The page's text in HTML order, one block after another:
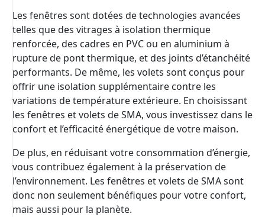
Les fenêtres sont dotées de technologies avancées
telles que des vitrages à isolation thermique
renforcée, des cadres en PVC ou en aluminium à
rupture de pont thermique, et des joints d’étanchéité
performants. De même, les volets sont conçus pour
offrir une isolation supplémentaire contre les
variations de température extérieure. En choisissant
les fenêtres et volets de SMA, vous investissez dans le
confort et l’efficacité énergétique de votre maison.
De plus, en réduisant votre consommation d’énergie,
vous contribuez également à la préservation de
l’environnement. Les fenêtres et volets de SMA sont
donc non seulement bénéfiques pour votre confort,
mais aussi pour la planète.